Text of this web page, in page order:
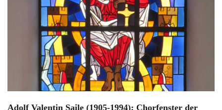
Adolf Valentin Saile (1905-1994): Chorfenster der